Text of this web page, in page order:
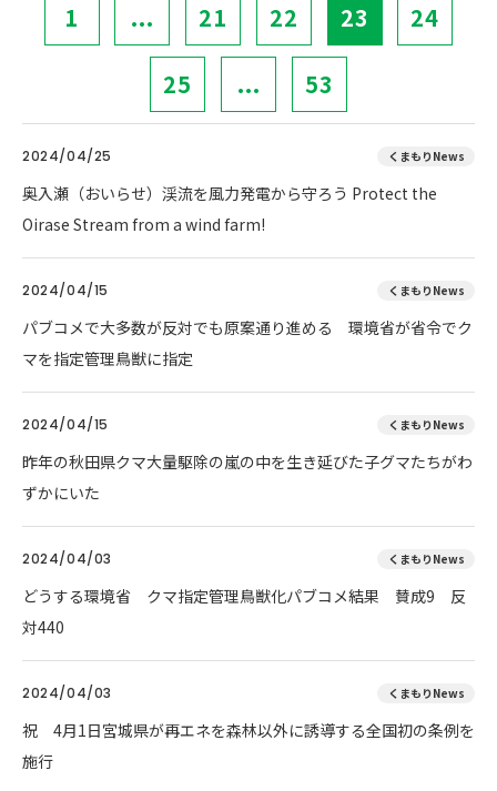
1 ... 21 22 23 24
25 ... 53
2024/04/25 くまもりNews
奥入瀬（おいらせ）渓流を風力発電から守ろう Protect the
Oirase Stream from a wind farm!
2024/04/15 くまもりNews
パブコメで大多数が反対でも原案通り進める 環境省が省令でク
マを指定管理鳥獣に指定
2024/04/15 くまもりNews
昨年の秋田県クマ大量駆除の嵐の中を生き延びた子グマたちがわ
ずかにいた
2024/04/03 くまもりNews
どうする環境省 クマ指定管理鳥獣化パブコメ結果 賛成9 反
対440
2024/04/03 くまもりNews
祝 4月1日宮城県が再エネを森林以外に誘導する全国初の条例を
施行